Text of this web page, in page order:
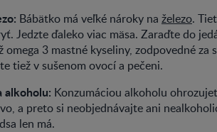
Bábätko má veľké nároky na železo.
Jedzte ďaleko viac mäsa. Zaraďte do
omega 3 mastné kyseliny, zodpovedné za
tiež v sušenom ovocí a pečeni.
alkoholu: Konzumáciou alkoholu
a preto si neobjednávajte ani
len má.